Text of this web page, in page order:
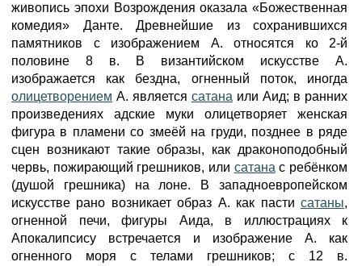
живопись эпохи Возрождения оказала «Божественная
комедия» Данте. Древнейшие из сохранившихся
памятников с изображением А. относятся ко 2-й
половине 8 в. В византийском искусстве А.
изображается как бездна, огненный поток, иногда
олицетворением А. является сатана или Аид; в ранних
произведениях адские муки олицетворяет женская
фигура в пламени со змеёй на груди, позднее в ряде
сцен возникают такие образы, как драконоподобный
червь, пожирающий грешников, или сатана с ребёнком
(душой грешника) на лоне. В западноевропейском
искусстве рано возникает образ А. как пасти сатаны,
огненной печи, фигуры Аида, в иллюстрациях к
Апокалипсису встречается и изображение А. как
огненного моря с телами грешников; с 12 в.